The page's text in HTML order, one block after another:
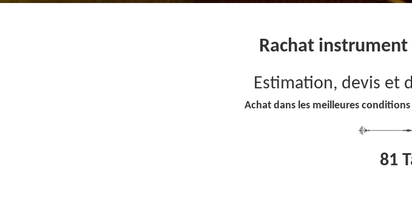
Rachat
Estimation, devis et
Achat dans les meilleures
81